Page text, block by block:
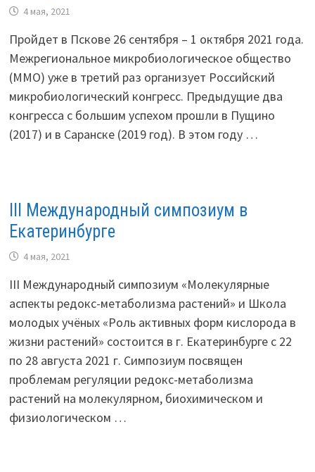
4 мая, 2021
Пройдет в Пскове 26 сентября – 1 октября 2021 года.
Межрегиональное микробиологическое общество
(ММО) уже в третий раз организует Российский
микробиологический конгресс. Предыдущие два
конгресса с большим успехом прошли в Пущино
(2017) и в Саранске (2019 год). В этом году …
III Международный симпозиум в
Екатеринбурге
4 мая, 2021
III Международный симпозиум «Молекулярные
аспекты редокс-метаболизма растений» и Школа
молодых учёных «Роль активных форм кислорода в
жизни растений» состоится в г. Екатеринбурге с 22
по 28 августа 2021 г. Симпозиум посвящен
проблемам регуляции редокс-метаболизма
растений на молекулярном, биохимическом и
физиологическом …